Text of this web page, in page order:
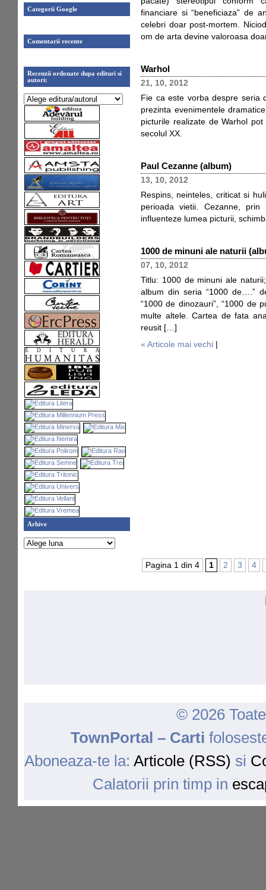
Categorii Google
Comentarii recente
Recenzii ordonate dupa edituri si
autori:
Arhive
financiare si “beneficiaza” de
celebri doar post-mortem.
om de arta devine valoroasa
Warhol
21, 10, 2012
Fie ca este vorba despre seria
prezinta evenimentele
picturile realizate de Warhol
secolul XX.
Paul Cezanne (album)
13, 10, 2012
Respins, neinteles, criticat si
perioada vietii. Cezanne,
influenteze lumea picturii,
1000 de minuni ale naturii
07, 10, 2012
Titlu: 1000 de minuni ale
album din seria “1000 de….”
“1000 de dinozauri”, “1000 de
multe altele. Cartea de fata
reusit […]
« Articole mai vechi
Pagina 1 din 4 1 2 3 4
© 2026
TownPortal – Carti
Aboneaza-te la: Articole (RSS) si
Calatorii prin timp in